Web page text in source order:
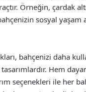
Örneğin, çardak
sosyal yaşam
bahçenizi daha
Hem
seçenekleri ile her